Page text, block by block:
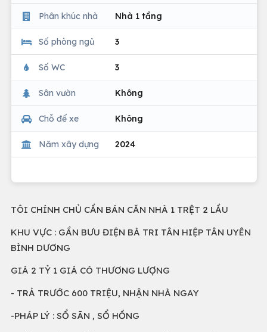
Phân khúc nhà Nhà 1 tầng
Số phòng ngủ 3
Số WC 3
Sân vườn Không
Chỗ để xe Không
Năm xây dựng 2024
TÔI CHÍNH CHỦ CẦN BÁN CĂN NHÀ 1 TRỆT 2 LẦU
KHU VỰC : GẦN BƯU ĐIỆN BÀ TRI TÂN HIỆP TÂN UYÊN
BÌNH DƯƠNG
GIÁ 2 TỶ 1 GIÁ CÓ THƯƠNG LƯỢNG
- TRẢ TRƯỚC 600 TRIỆU, NHẬN NHÀ NGAY
-PHÁP LÝ : SỔ SÃN , SỔ HỒNG